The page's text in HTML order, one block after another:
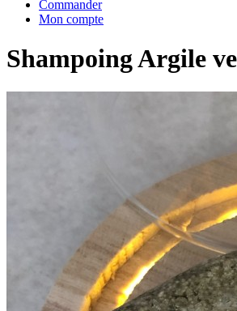
Commander
Mon compte
Shampoing Argile